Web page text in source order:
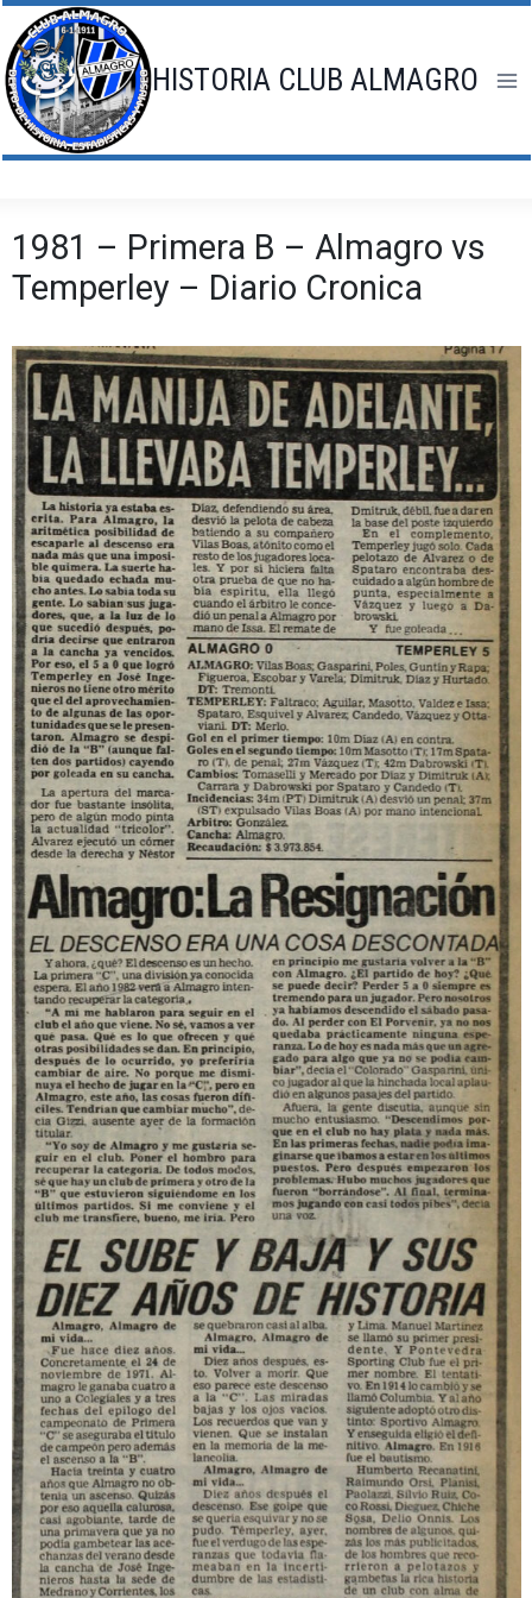
Saltar
al
contenido
HISTORIA CLUB ALMAGRO
1981 – Primera B – Almagro vs
Temperley – Diario Cronica